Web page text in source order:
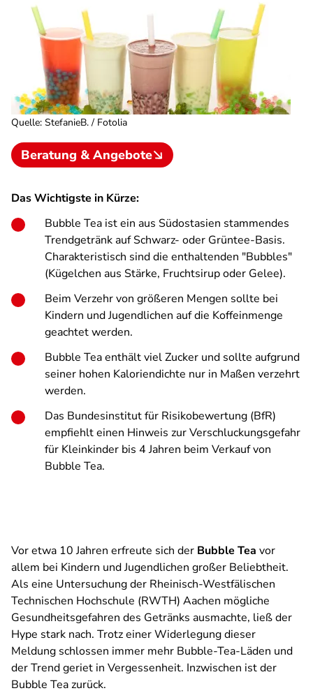
Quelle: StefanieB. / Fotolia
Beratung & Angebote
Das Wichtigste in Kürze:
Bubble Tea ist ein aus Südostasien stammendes
Trendgetränk auf Schwarz- oder Grüntee-Basis.
Charakteristisch sind die enthaltenden "Bubbles"
(Kügelchen aus Stärke, Fruchtsirup oder Gelee).
Beim Verzehr von größeren Mengen sollte bei
Kindern und Jugendlichen auf die Koffeinmenge
geachtet werden.
Bubble Tea enthält viel Zucker und sollte aufgrund
seiner hohen Kaloriendichte nur in Maßen verzehrt
werden.
Das Bundesinstitut für Risikobewertung (BfR)
empfiehlt einen Hinweis zur Verschluckungsgefahr
für Kleinkinder bis 4 Jahren beim Verkauf von
Bubble Tea.
Vor etwa 10 Jahren erfreute sich der Bubble Tea vor
allem bei Kindern und Jugendlichen großer Beliebtheit.
Als eine Untersuchung der Rheinisch-Westfälischen
Technischen Hochschule (RWTH) Aachen mögliche
Gesundheitsgefahren des Getränks ausmachte, ließ der
Hype stark nach. Trotz einer Widerlegung dieser
Meldung schlossen immer mehr Bubble-Tea-Läden und
der Trend geriet in Vergessenheit. Inzwischen ist der
Bubble Tea zurück.